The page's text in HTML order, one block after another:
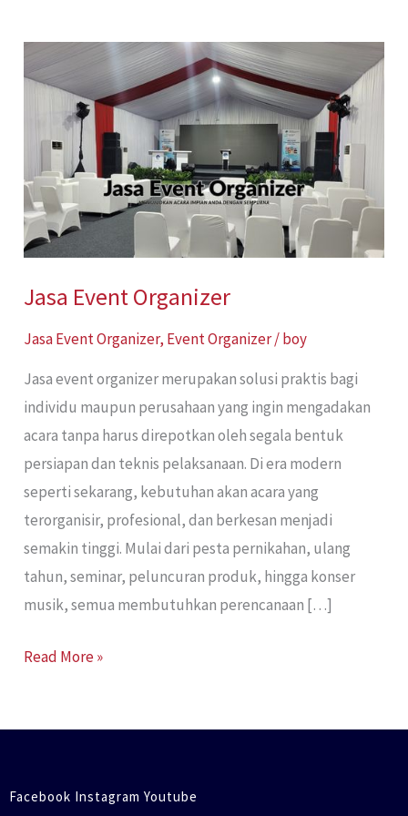
Jasa Event Organizer
Jasa Event Organizer, Event Organizer/boy
Jasa event organizer merupakan solusi praktis bagi
individu maupun perusahaan yang ingin mengadakan
acara tanpa harus direpotkan oleh segala bentuk
persiapan dan teknis pelaksanaan. Di era modern
seperti sekarang, kebutuhan akan acara yang
terorganisir, profesional, dan berkesan menjadi
semakin tinggi. Mulai dari pesta pernikahan, ulang
tahun, seminar, peluncuran produk, hingga konser
musik, semua membutuhkan perencanaan […]
Event
Organizer
Read More »
Facebook Instagram Youtube